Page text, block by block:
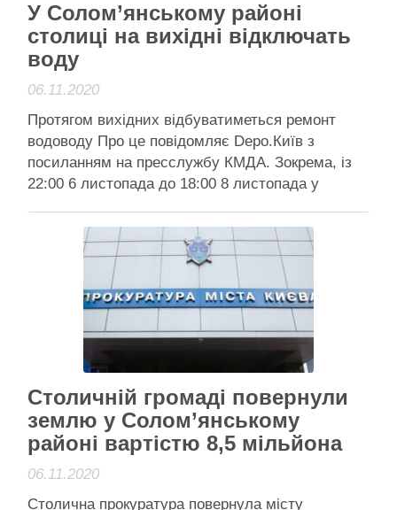
У Солом’янському районі
столиці на вихідні відключать
воду
06.11.2020
Протягом вихідних відбуватиметься ремонт
водоводу Про це повідомляє Depo.Київ з
посиланням на пресслужбу КМДА. Зокрема, із
22:00 6 листопада до 18:00 8 листопада у
буде відсутнє водопостачання за деякими
адресами Солом’янського району. Як
повідомляє ПрАТ “АК “Київводоканал”,
улаштовуватимуть водопровідний вузол на
водоводі діаметром 900 мм на розі
вул. Зеленогірській та …
Читати далі
Столичній громаді повернули
землю у Солом’янському
районі вартістю 8,5 мільйона
06.11.2020
Столична прокуратура повернула місту